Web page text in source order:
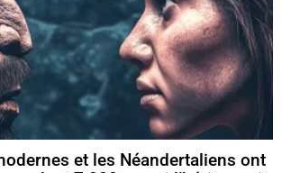
et les Néandertaliens ont